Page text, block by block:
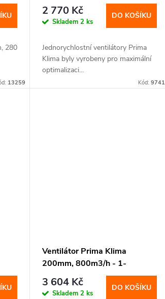
280
13259
2 770 Kč
Skladem2 ks
DO KOŠÍKU
Jednorychlostní ventilátory Prima
Klima byly vyrobeny pro maximální
optimalizaci...
Kód: 9741
Ventilátor Prima Klima
200mm, 800m3/h - 1-
rychlostní
3 604 Kč
Skladem2 ks
DO KOŠÍKU